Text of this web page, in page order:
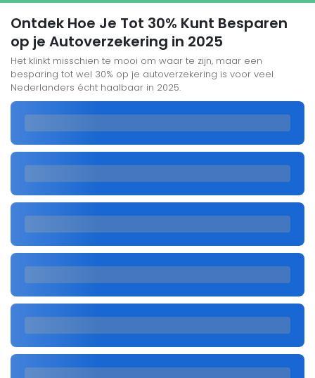
Ontdek Hoe Je Tot 30% Kunt Besparen
op je Autoverzekering in 2025
Het klinkt misschien te mooi om waar te zijn, maar een
besparing tot wel 30% op je autoverzekering is voor veel
Nederlanders écht haalbaar in 2025.